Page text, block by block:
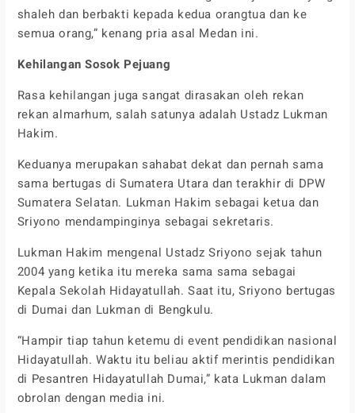
shaleh dan berbakti kepada kedua orangtua dan ke
semua orang,” kenang pria asal Medan ini.
Kehilangan Sosok Pejuang
Rasa kehilangan juga sangat dirasakan oleh rekan
rekan almarhum, salah satunya adalah Ustadz Lukman
Hakim.
Keduanya merupakan sahabat dekat dan pernah sama
sama bertugas di Sumatera Utara dan terakhir di DPW
Sumatera Selatan. Lukman Hakim sebagai ketua dan
Sriyono mendampinginya sebagai sekretaris.
Lukman Hakim mengenal Ustadz Sriyono sejak tahun
2004 yang ketika itu mereka sama sama sebagai
Kepala Sekolah Hidayatullah. Saat itu, Sriyono bertugas
di Dumai dan Lukman di Bengkulu.
“Hampir tiap tahun ketemu di event pendidikan nasional
Hidayatullah. Waktu itu beliau aktif merintis pendidikan
di Pesantren Hidayatullah Dumai,” kata Lukman dalam
obrolan dengan media ini.